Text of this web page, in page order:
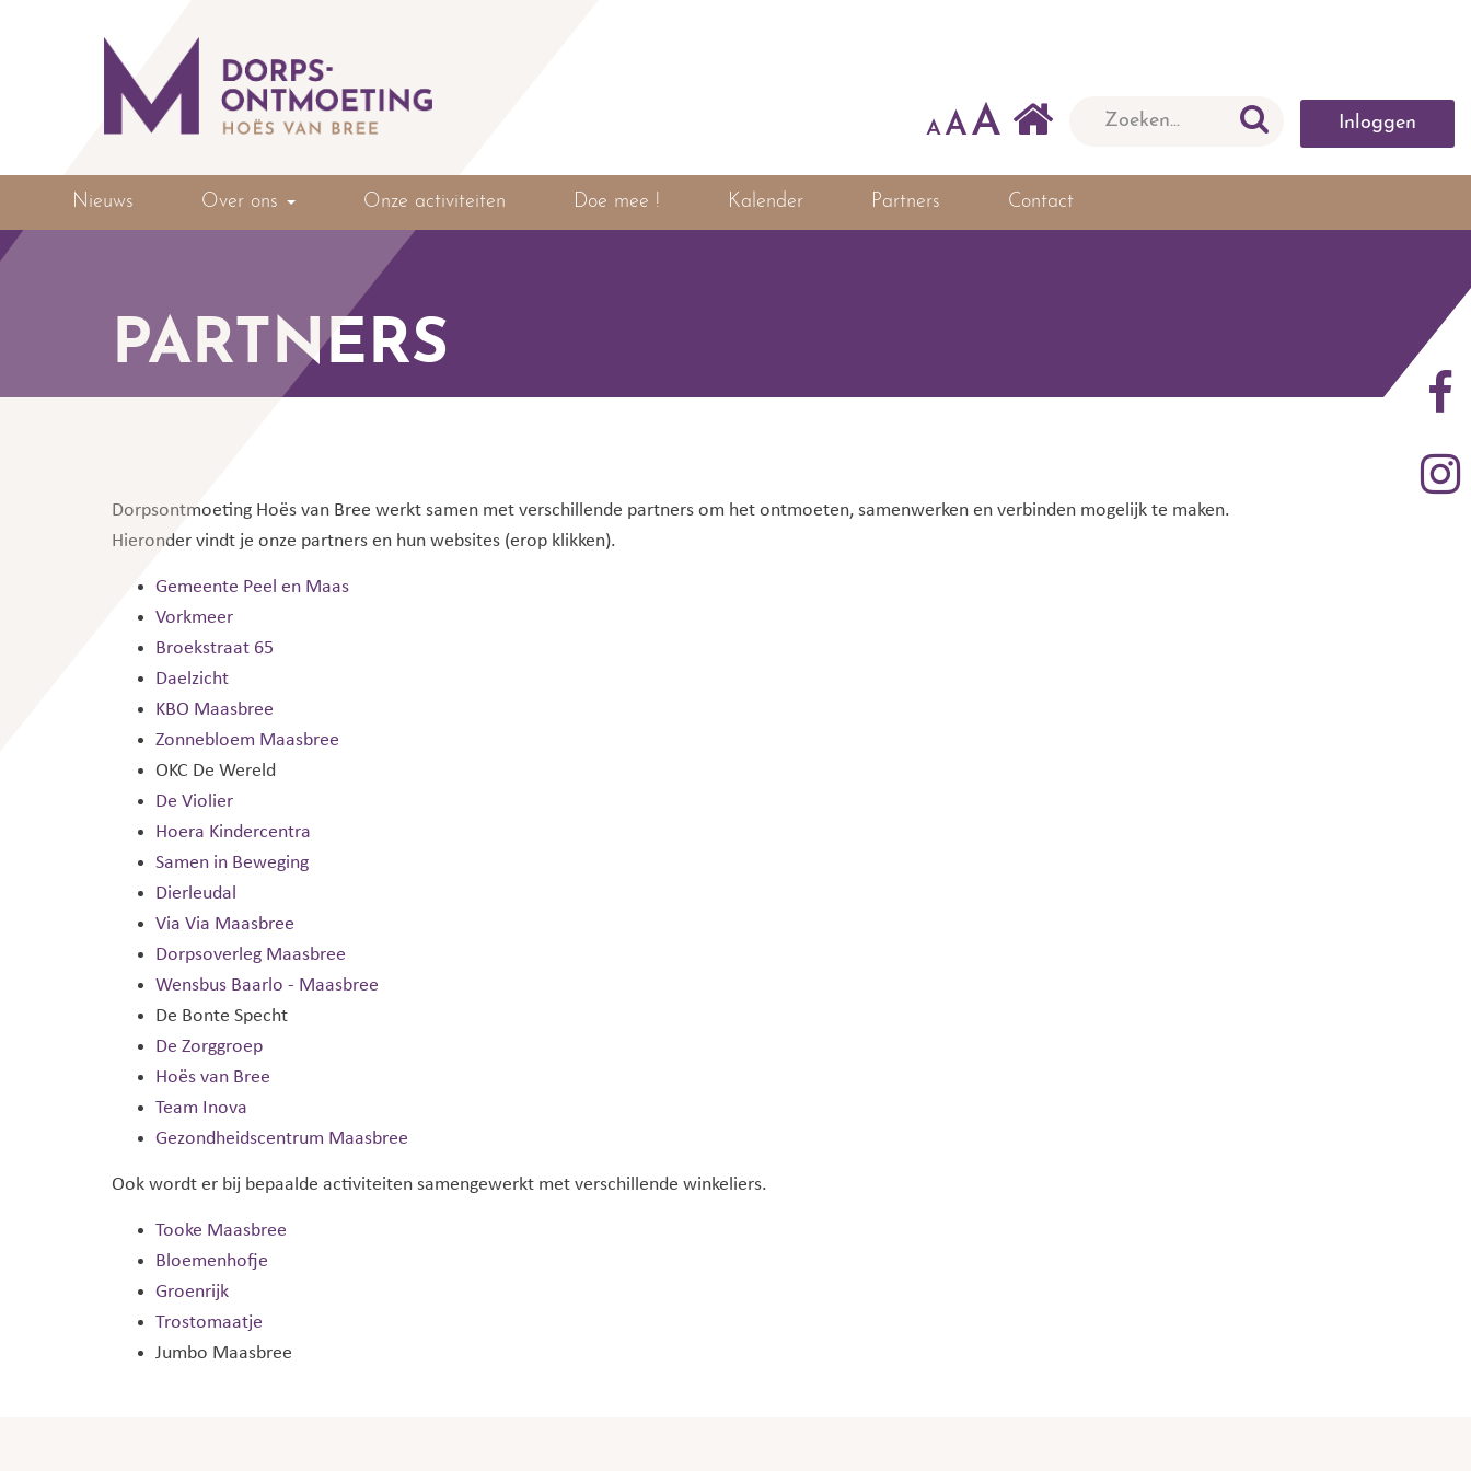
A A A Inloggen
Nieuws Over ons Onze activiteiten Doe mee ! Kalender Partners Contact
PARTNERS
Dorpsontmoeting Hoës van Bree werkt samen met verschillende partners om het ontmoeten, samenwerken en verbinden mogelijk te maken.
Hieronder vindt je onze partners en hun websites (erop klikken).
Gemeente Peel en Maas
Vorkmeer
Broekstraat 65
Daelzicht
KBO Maasbree
Zonnebloem Maasbree
OKC De Wereld
De Violier
Hoera Kindercentra
Samen in Beweging
Dierleudal
Via Via Maasbree
Dorpsoverleg Maasbree
Wensbus Baarlo - Maasbree
De Bonte Specht
De Zorggroep
Hoës van Bree
Team Inova
Gezondheidscentrum Maasbree
Ook wordt er bij bepaalde activiteiten samengewerkt met verschillende winkeliers.
Tooke Maasbree
Bloemenhofje
Groenrijk
Trostomaatje
Jumbo Maasbree